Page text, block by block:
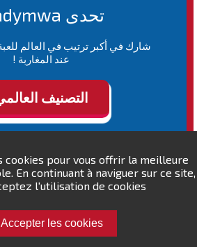
cookies pour vous offrir la meilleure
En continuant à naviguer sur ce site,
l'utilisation de cookies.
Accepter les cookies
تحدى ladymwa !
شارك في أكبر ترتيب في العالم
عند المغاربة !
التصنيف